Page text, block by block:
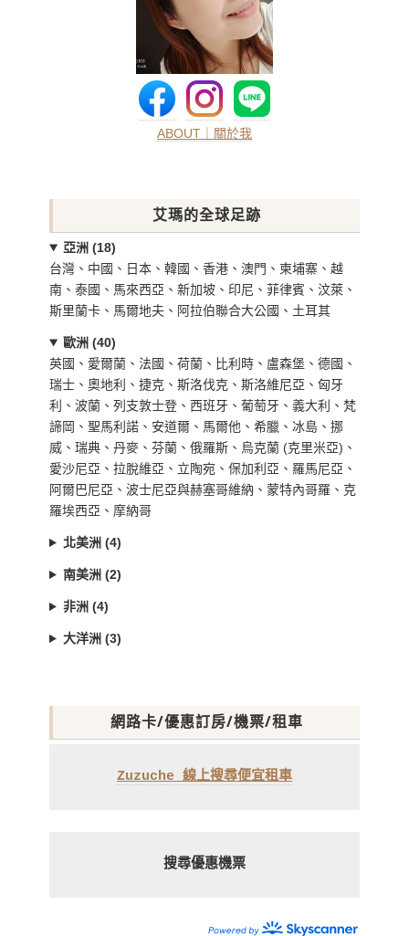
ABOUT｜關於我
艾瑪的全球足跡
亞洲 (18)
台灣、中國、日本、韓國、香港、澳門、柬埔寨、越
南、泰國、馬來西亞、新加坡、印尼、菲律賓、汶萊、
斯里蘭卡、馬爾地夫、阿拉伯聯合大公國、土耳其
歐洲 (40)
英國、愛爾蘭、法國、荷蘭、比利時、盧森堡、德國、
瑞士、奧地利、捷克、斯洛伐克、斯洛維尼亞、匈牙
利、波蘭、列支敦士登、西班牙、葡萄牙、義大利、梵
諦岡、聖馬利諾、安道爾、馬爾他、希臘、冰島、挪
威、瑞典、丹麥、芬蘭、俄羅斯、烏克蘭 (克里米亞)、
愛沙尼亞、拉脫維亞、立陶宛、保加利亞、羅馬尼亞、
阿爾巴尼亞、波士尼亞與赫塞哥維納、蒙特內哥羅、克
羅埃西亞、摩納哥
北美洲 (4)
南美洲 (2)
非洲 (4)
大洋洲 (3)
網路卡/優惠訂房/機票/租車
Zuzuche 線上搜尋便宜租車
搜尋優惠機票